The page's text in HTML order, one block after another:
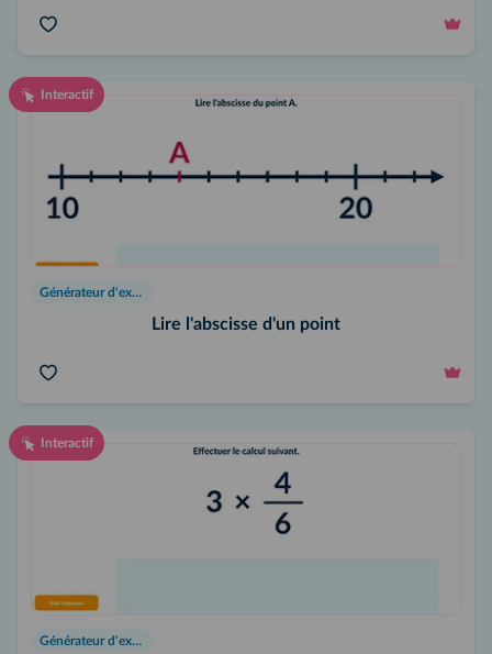
Interactif
Générateur d'exercices
Lire l'abscisse d'un point
Interactif
Générateur d'exercices